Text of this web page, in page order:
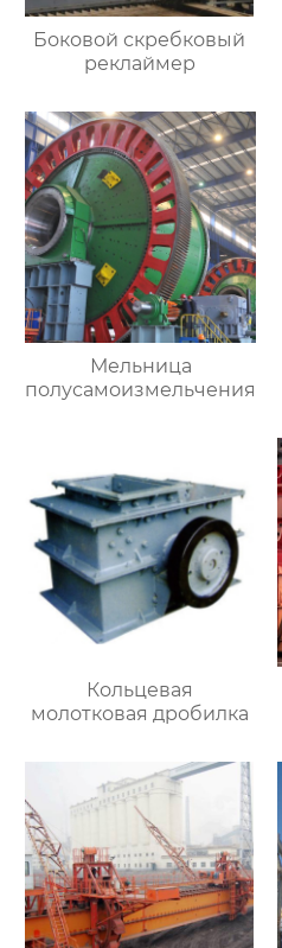
Боковой скребковый
реклаймер
Мельница
полусамоизмельчения
Кольцевая
молотковая дробилка